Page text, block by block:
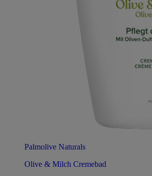
Palmolive Naturals
Olive & Milch Cremebad